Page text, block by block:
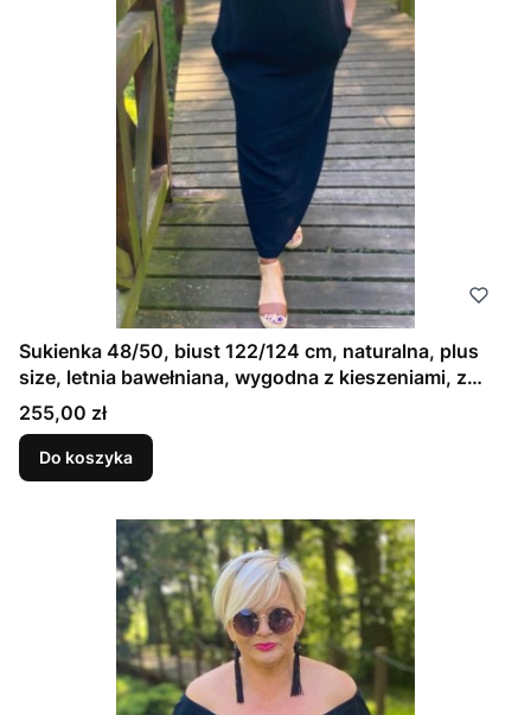
Sukienka 48/50, biust 122/124 cm, naturalna, plus
size, letnia bawełniana, wygodna z kieszeniami, z
pogłębionym dekoltem z tyłu i przodu, ELASTYCZNA
DRESÓWKA CZARNA
Cena
255,00 zł
Do koszyka